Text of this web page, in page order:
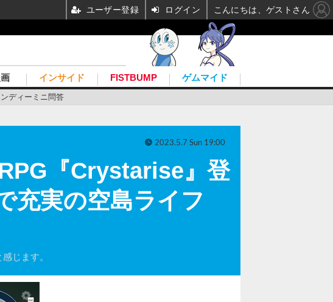
ディーミニ問答
インサイド FISTBUMP ゲムマイド
『Crystarise』登
充実の空島ライフ
じます。
2023.5.7 Sun 19:00
ユーザー登録 ログイン こんにちは、ゲストさん